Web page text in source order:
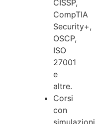
CISSP,
CompTIA
Security+,
OSCP,
ISO
27001
e
altre.
Corsi
con
simulazioni